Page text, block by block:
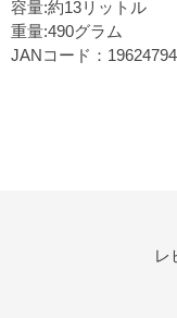
容量:約13リットル
重量:490グラム
JANコード：
レ